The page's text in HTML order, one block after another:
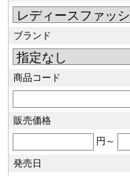
ブランド
商品コード
販売価格
円～
発売日